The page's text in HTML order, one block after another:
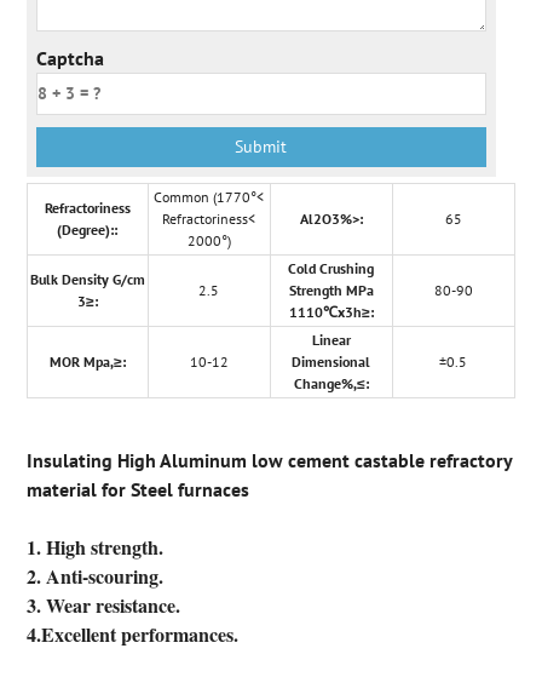
Captcha
Refractoriness
(Degree)::
Common (1770°<
Refractoriness<
2000°)
Al2O3%>: 65
Bulk Density G/cm
3≥:
2.5
Cold Crushing
Strength MPa
1110℃x3h≥:
80-90
MOR Mpa,≥: 10-12
Linear
Dimensional
Change%,≤:
±0.5
Insulating High Aluminum low cement castable refractory
material for Steel furnaces
1. High strength.
2. Anti-scouring.
3. Wear resistance.
4.Excellent performances.